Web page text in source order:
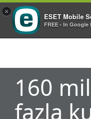
160
fazla
×
ESET Mobile
FREE - In Google